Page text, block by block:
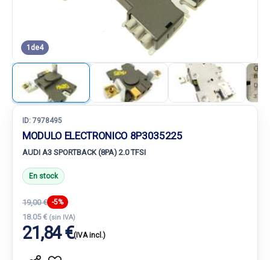
1 de4
ID: 7978495
MODULO ELECTRONICO 8P3035225
AUDI A3 SPORTBACK (8PA) 2.0 TFSI
En stock
19,00 € -5%
18.05 € (sin IVA)
21,84 €(IVA incl.)